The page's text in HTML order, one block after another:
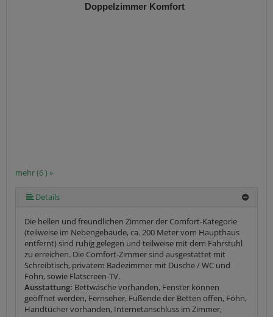
mehr (6 ) »
mehr (6 ) »
mehr (6 ) »
Doppelzimmer Komfort
Details
Die hellen und freundlichen Zimmer der Comfort-Kategorie
(teilweise im Nebengebäude, ca. 200 Meter vom Haupthaus
entfernt) sind ruhig gelegen und teilweise mit dem Fahrstuhl
zu erreichen. Die Comfort-Zimmer sind ausgestattet mit
Schreibtisch, privatem Badezimmer mit Dusche / WC und
Föhn, sowie Flatscreen-TV.
Ausstattung: Bettwäsche vorhanden, Fenster können
geöffnet werden, Fernseher, Fußende der Betten offen, Föhn,
Handtücher vorhanden, Internetanschluss im Zimmer,